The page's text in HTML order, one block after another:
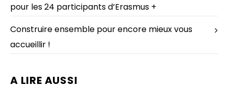
pour les 24 participants d’Erasmus +
Construire ensemble pour encore mieux vous
accueillir !
A LIRE AUSSI